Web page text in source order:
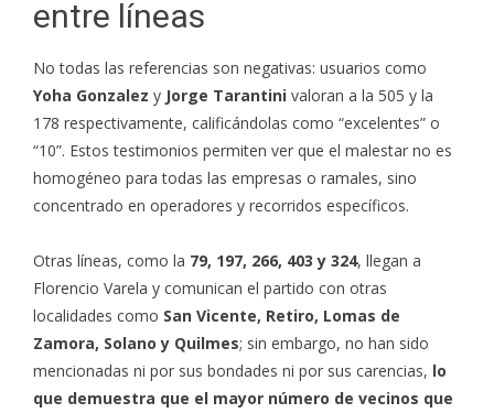
entre líneas
No todas las referencias son negativas: usuarios como
Yoha Gonzalez y Jorge Tarantini valoran a la 505 y la
178 respectivamente, calificándolas como “excelentes” o
“10”. Estos testimonios permiten ver que el malestar no es
homogéneo para todas las empresas o ramales, sino
concentrado en operadores y recorridos específicos.
Otras líneas, como la 79, 197, 266, 403 y 324, llegan a
Florencio Varela y comunican el partido con otras
localidades como San Vicente, Retiro, Lomas de
Zamora, Solano y Quilmes; sin embargo, no han sido
mencionadas ni por sus bondades ni por sus carencias, lo
que demuestra que el mayor número de vecinos que